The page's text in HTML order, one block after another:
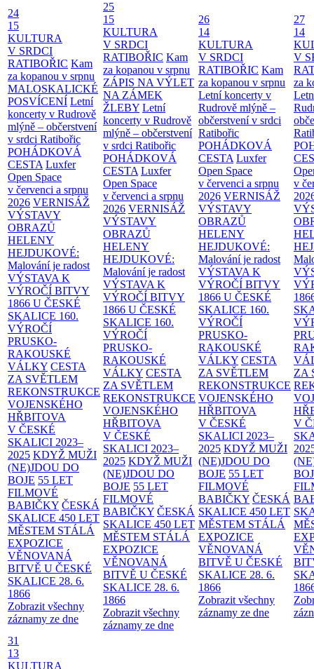
24
15
KULTURA
V SRDCI
RATIBOŘIC Kam
za kopanou v srpnu
MALOSKALICKÉ
POSVÍCENÍ Letní
koncerty v Rudrově
mlýně – občerstvení
v srdci Ratibořic
POHÁDKOVÁ
CESTA Luxfer
Open Space
v červenci a srpnu
2026 VERNISÁŽ
VÝSTAVY
OBRAZŮ
HELENY
HEJDUKOVÉ:
Malování je radost
VÝSTAVA K
VÝROČÍ BITVY
1866 U ČESKÉ
SKALICE 160.
VÝROČÍ
PRUSKO-
RAKOUSKÉ
VÁLKY CESTA
ZA SVĚTLEM
REKONSTRUKCE
VOJENSKÉHO
HŘBITOVA
V ČESKÉ
SKALICI 2023–
2025 KDYŽ MUŽI
(NE)JDOU DO
BOJE 55 LET
FILMOVÉ
BABIČKY ČESKÁ
SKALICE 450 LET
MĚSTEM STÁLÁ
EXPOZICE
VĚNOVANÁ
BITVĚ U ČESKÉ
SKALICE 28. 6.
1866
Zobrazit všechny
záznamy ze dne
25
15
KULTURA
V SRDCI
RATIBOŘIC Kam
za kopanou v srpnu
ZÁPIS NA VÝLET
NA ZÁMEK
ŽLEBY Letní
koncerty v Rudrově
mlýně – občerstvení
v srdci Ratibořic
POHÁDKOVÁ
CESTA Luxfer
Open Space
v červenci a srpnu
2026 VERNISÁŽ
VÝSTAVY
OBRAZŮ
HELENY
HEJDUKOVÉ:
Malování je radost
VÝSTAVA K
VÝROČÍ BITVY
1866 U ČESKÉ
SKALICE 160.
VÝROČÍ
PRUSKO-
RAKOUSKÉ
VÁLKY CESTA
ZA SVĚTLEM
REKONSTRUKCE
VOJENSKÉHO
HŘBITOVA
V ČESKÉ
SKALICI 2023–
2025 KDYŽ MUŽI
(NE)JDOU DO
BOJE 55 LET
FILMOVÉ
BABIČKY ČESKÁ
SKALICE 450 LET
MĚSTEM STÁLÁ
EXPOZICE
VĚNOVANÁ
BITVĚ U ČESKÉ
SKALICE 28. 6.
1866
Zobrazit všechny
záznamy ze dne
26
14
KULTURA
V SRDCI
RATIBOŘIC Kam
za kopanou v srpnu
Letní koncerty v
Rudrově mlýně –
občerstvení v srdci
Ratibořic
POHÁDKOVÁ
CESTA Luxfer
Open Space
v červenci a srpnu
2026 VERNISÁŽ
VÝSTAVY
OBRAZŮ
HELENY
HEJDUKOVÉ:
Malování je radost
VÝSTAVA K
VÝROČÍ BITVY
1866 U ČESKÉ
SKALICE 160.
VÝROČÍ
PRUSKO-
RAKOUSKÉ
VÁLKY CESTA
ZA SVĚTLEM
REKONSTRUKCE
VOJENSKÉHO
HŘBITOVA
V ČESKÉ
SKALICI 2023–
2025 KDYŽ MUŽI
(NE)JDOU DO
BOJE 55 LET
FILMOVÉ
BABIČKY ČESKÁ
SKALICE 450 LET
MĚSTEM STÁLÁ
EXPOZICE
VĚNOVANÁ
BITVĚ U ČESKÉ
SKALICE 28. 6.
1866
Zobrazit všechny
záznamy ze dne
27
14
V
za
v
ZA
V
31
13
KULTURA